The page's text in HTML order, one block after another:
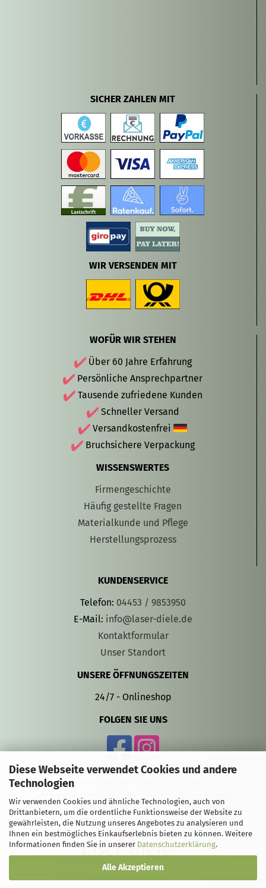
Diese Webseite verwendet Cookies und andere
Technologien
Wir verwenden Cookies und ähnliche Technologien, auch von
Drittanbietern, um die ordentliche Funktionsweise der Website zu
gewährleisten, die Nutzung unseres Angebotes zu analysieren und
Ihnen ein bestmögliches Einkaufserlebnis bieten zu können. Weitere
Informationen finden Sie in unserer Datenschutzerklärung.
Alle Akzeptieren
SICHER ZAHLEN MIT
WIR VERSENDEN MIT
WOFÜR WIR STEHEN
Über 60 Jahre Erfahrung
Persönliche Ansprechpartner
Tausende zufriedene Kunden
Schneller Versand
Versandkostenfrei
Bruchsichere Verpackung
WISSENSWERTES
Firmengeschichte
Häufig gestellte Fragen
Materialkunde und Pflege
Herstellungsprozess
KUNDENSERVICE
Telefon: 04453 / 9853950
E-Mail: info@laser-diele.de
Kontaktformular
Unser Standort
UNSERE ÖFFNUNGSZEITEN
24/7 - Onlineshop
FOLGEN SIE UNS
Die Gravurfarbe einzelner Artikel, kann aufgrund von
unterschiedlichen Bildschirmeinstellungen, nicht
authentisch wiedergegeben werden und farblich leicht
von den Produktbildern abweichen.